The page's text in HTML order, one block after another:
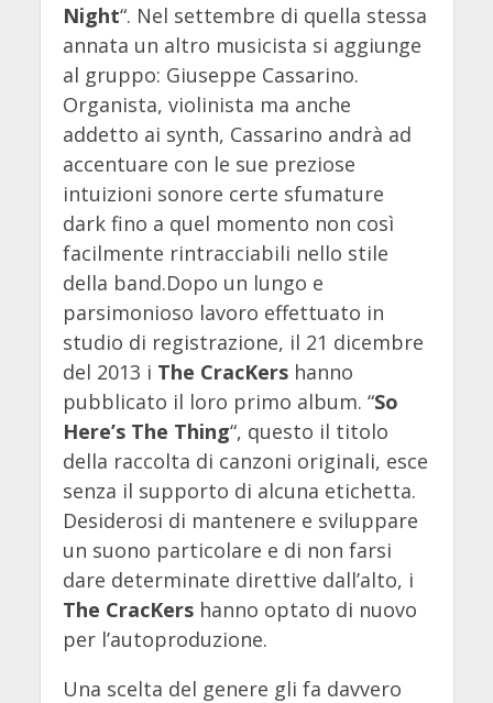
Night“. Nel settembre di quella stessa
annata un altro musicista si aggiunge
al gruppo: Giuseppe Cassarino.
Organista, violinista ma anche
addetto ai synth, Cassarino andrà ad
accentuare con le sue preziose
intuizioni sonore certe sfumature
dark fino a quel momento non così
facilmente rintracciabili nello stile
della band.Dopo un lungo e
parsimonioso lavoro effettuato in
studio di registrazione, il 21 dicembre
del 2013 i The CracKershanno
pubblicato il loro primo album. “So
Here’s The Thing“, questo il titolo
della raccolta di canzoni originali, esce
senza il supporto di alcuna etichetta.
Desiderosi di mantenere e sviluppare
un suono particolare e di non farsi
dare determinate direttive dall’alto, i
The CracKers hanno optato di nuovo
per l’autoproduzione.
Una scelta del genere gli fa davvero